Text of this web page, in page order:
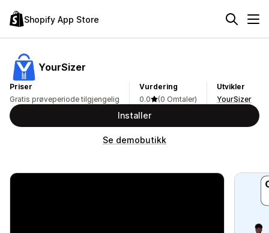
Shopify App Store
YourSizer
Priser
Gratis prøveperiode tilgjengelig
Vurdering
0.0
(0 Omtaler)
Utvikler
YourSizer
Installer
Se demobutikk